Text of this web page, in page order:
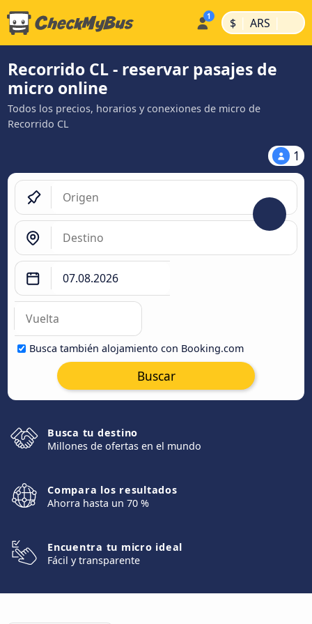
$ | ARS |
Recorrido CL - reservar pasajes de
micro online
Todos los precios, horarios y conexiones de micro de
Recorrido CL
1
Busca también alojamiento con Booking.com
Buscar
Busca tu destino
Millones de ofertas en el mundo
Compara los resultados
Ahorra hasta un 70 %
Encuentra tu micro ideal
Fácil y transparente